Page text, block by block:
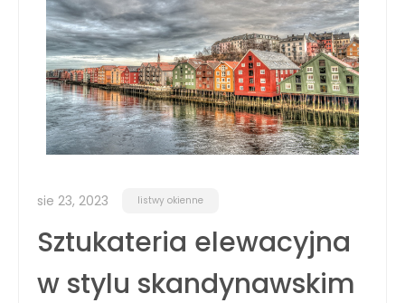
sie 23, 2023 listwy okienne
Sztukateria elewacyjna
w stylu skandynawskim